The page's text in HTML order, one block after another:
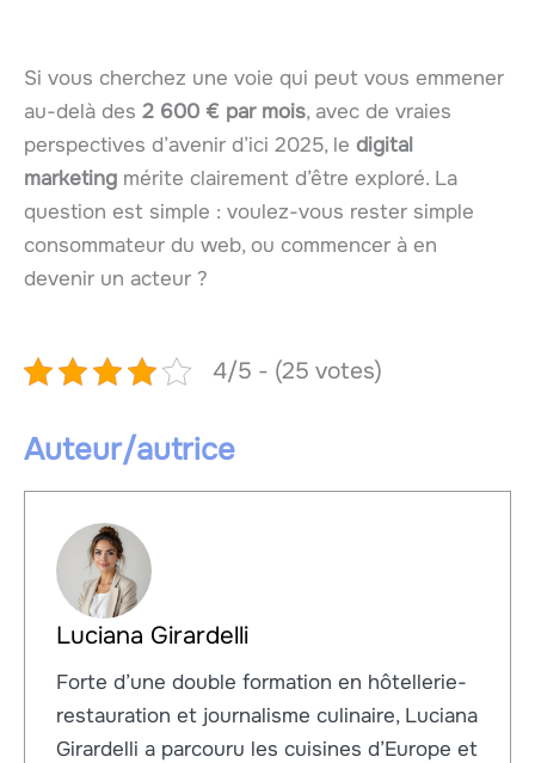
Si vous cherchez une voie qui peut vous emmener
au-delà des 2 600 € par mois, avec de vraies
perspectives d’avenir d’ici 2025, le digital
marketing mérite clairement d’être exploré. La
question est simple : voulez-vous rester simple
consommateur du web, ou commencer à en
devenir un acteur ?
4/5 - (25 votes)
Auteur/autrice
Luciana Girardelli
Forte d’une double formation en hôtellerie-
restauration et journalisme culinaire, Luciana
Girardelli a parcouru les cuisines d’Europe et